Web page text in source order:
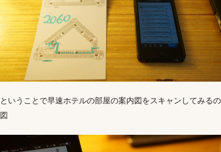
ということで早速ホテルの部屋の案内図をスキャンしてみるの
図